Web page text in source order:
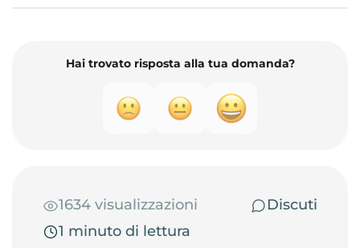
Hai trovato risposta alla tua domanda?
1634 visualizzazioni
Discuti
1 minuto di lettura